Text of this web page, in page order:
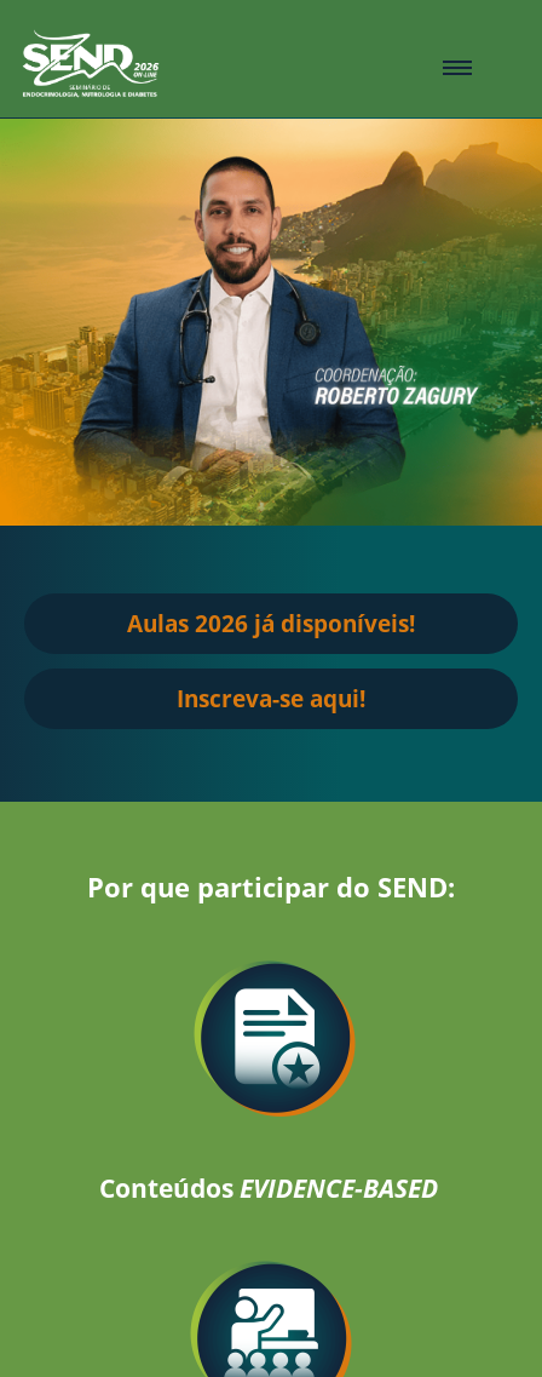
Aulas 2026 já disponíveis!
Inscreva-se aqui!
Por que participar do SEND:
ConteúdosEVIDENCE-BASED